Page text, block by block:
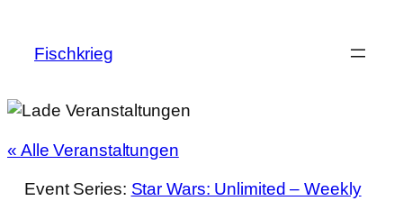
Fischkrieg
« Alle Veranstaltungen
Event Series: Star Wars: Unlimited – Weekly